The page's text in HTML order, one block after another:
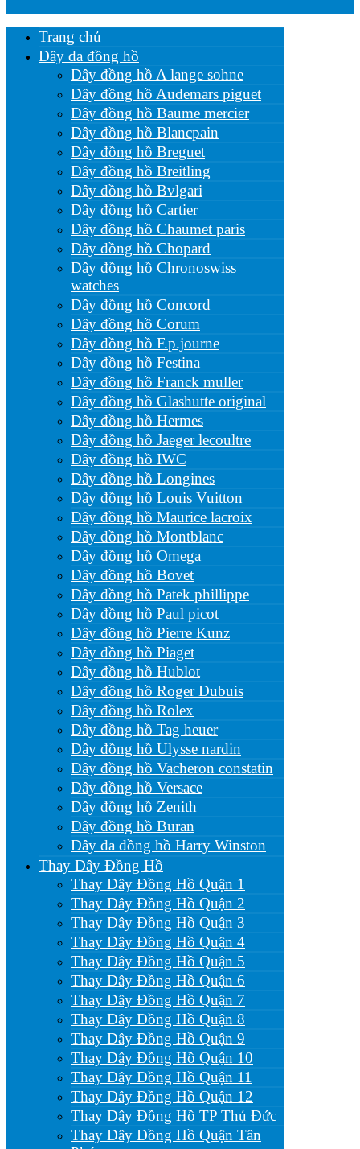
Trang chủ
Dây da đồng hồ
Dây đồng hồ A lange sohne
Dây đồng hồ Audemars piguet
Dây đồng hồ Baume mercier
Dây đồng hồ Blancpain
Dây đồng hồ Breguet
Dây đồng hồ Breitling
Dây đồng hồ Bvlgari
Dây đồng hồ Cartier
Dây đồng hồ Chaumet paris
Dây đồng hồ Chopard
Dây đồng hồ Chronoswiss
watches
Dây đồng hồ Concord
Dây đồng hồ Corum
Dây đồng hồ F.p.journe
Dây đồng hồ Festina
Dây đồng hồ Franck muller
Dây đồng hồ Glashutte original
Dây đồng hồ Hermes
Dây đồng hồ Jaeger lecoultre
Dây đồng hồ IWC
Dây đồng hồ Longines
Dây đồng hồ Louis Vuitton
Dây đồng hồ Maurice lacroix
Dây đồng hồ Montblanc
Dây đồng hồ Omega
Dây đồng hồ Bovet
Dây đồng hồ Patek phillippe
Dây đồng hồ Paul picot
Dây đồng hồ Pierre Kunz
Dây đồng hồ Piaget
Dây đồng hồ Hublot
Dây đồng hồ Roger Dubuis
Dây đồng hồ Rolex
Dây đồng hồ Tag heuer
Dây đồng hồ Ulysse nardin
Dây đồng hồ Vacheron constatin
Dây đồng hồ Versace
Dây đồng hồ Zenith
Dây đồng hồ Buran
Dây da đồng hồ Harry Winston
Thay Dây Đồng Hồ
Thay Dây Đồng Hồ Quận 1
Thay Dây Đồng Hồ Quận 2
Thay Dây Đồng Hồ Quận 3
Thay Dây Đồng Hồ Quận 4
Thay Dây Đồng Hồ Quận 5
Thay Dây Đồng Hồ Quận 6
Thay Dây Đồng Hồ Quận 7
Thay Dây Đồng Hồ Quận 8
Thay Dây Đồng Hồ Quận 9
Thay Dây Đồng Hồ Quận 10
Thay Dây Đồng Hồ Quận 11
Thay Dây Đồng Hồ Quận 12
Thay Dây Đồng Hồ TP Thủ Đức
Thay Dây Đồng Hồ Quận Tân